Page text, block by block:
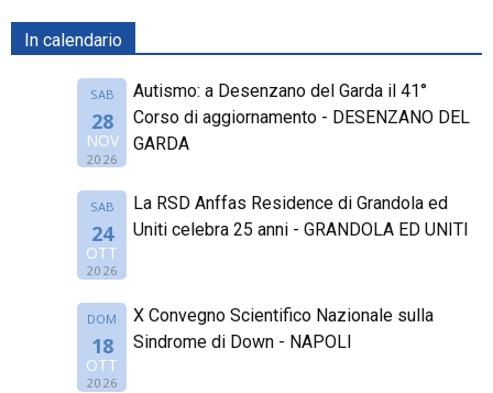
In calendario
SAB
28
NOV
2026
Autismo: a Desenzano del Garda il 41°
Corso di aggiornamento - DESENZANO DEL
GARDA
SAB
24
OTT
2026
La RSD Anffas Residence di Grandola ed
Uniti celebra 25 anni - GRANDOLA ED UNITI
DOM
18
OTT
2026
X Convegno Scientifico Nazionale sulla
Sindrome di Down - NAPOLI